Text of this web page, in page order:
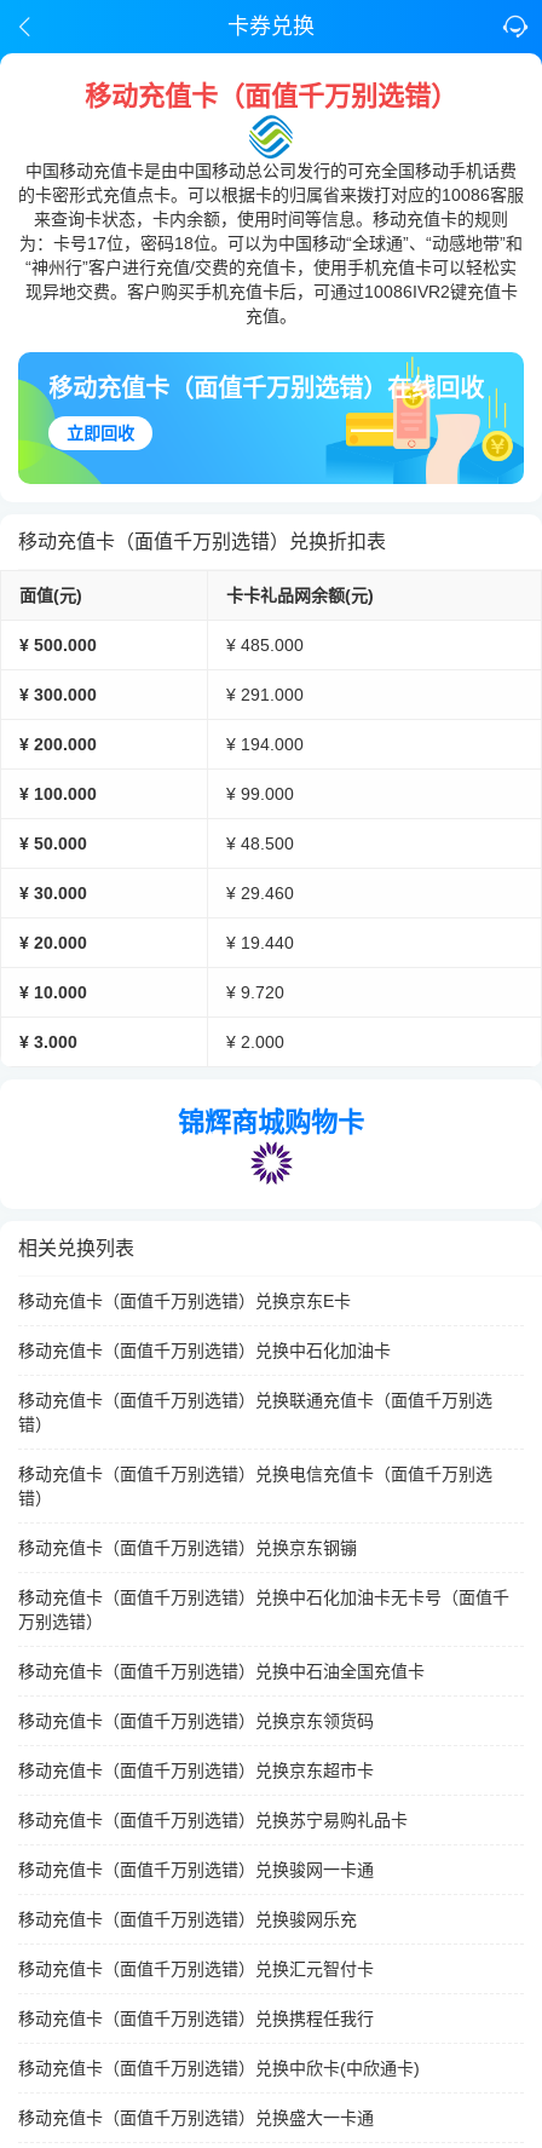
卡券兑换
移动充值卡（面值千万别选错）
中国移动充值卡是由中国移动总公司发行的可充全国移动手机话费
的卡密形式充值点卡。可以根据卡的归属省来拨打对应的10086客服
来查询卡状态，卡内余额，使用时间等信息。移动充值卡的规则
为：卡号17位，密码18位。可以为中国移动“全球通”、“动感地带”和
“神州行”客户进行充值/交费的充值卡，使用手机充值卡可以轻松实
现异地交费。客户购买手机充值卡后，可通过10086IVR2键充值卡
充值。
移动充值卡（面值千万别选错）在线回收
立即回收
移动充值卡（面值千万别选错）兑换折扣表
面值(元) 卡卡礼品网余额(元)
¥ 500.000 ¥ 485.000
¥ 300.000 ¥ 291.000
¥ 200.000 ¥ 194.000
¥ 100.000 ¥ 99.000
¥ 50.000 ¥ 48.500
¥ 30.000 ¥ 29.460
¥ 20.000 ¥ 19.440
¥ 10.000 ¥ 9.720
¥ 3.000 ¥ 2.000
锦辉商城购物卡
相关兑换列表
移动充值卡（面值千万别选错）兑换京东E卡
移动充值卡（面值千万别选错）兑换中石化加油卡
移动充值卡（面值千万别选错）兑换联通充值卡（面值千万别选
错）
移动充值卡（面值千万别选错）兑换电信充值卡（面值千万别选
错）
移动充值卡（面值千万别选错）兑换京东钢镚
移动充值卡（面值千万别选错）兑换中石化加油卡无卡号（面值千
万别选错）
移动充值卡（面值千万别选错）兑换中石油全国充值卡
移动充值卡（面值千万别选错）兑换京东领货码
移动充值卡（面值千万别选错）兑换京东超市卡
移动充值卡（面值千万别选错）兑换苏宁易购礼品卡
移动充值卡（面值千万别选错）兑换骏网一卡通
移动充值卡（面值千万别选错）兑换骏网乐充
移动充值卡（面值千万别选错）兑换汇元智付卡
移动充值卡（面值千万别选错）兑换携程任我行
移动充值卡（面值千万别选错）兑换中欣卡(中欣通卡)
移动充值卡（面值千万别选错）兑换盛大一卡通